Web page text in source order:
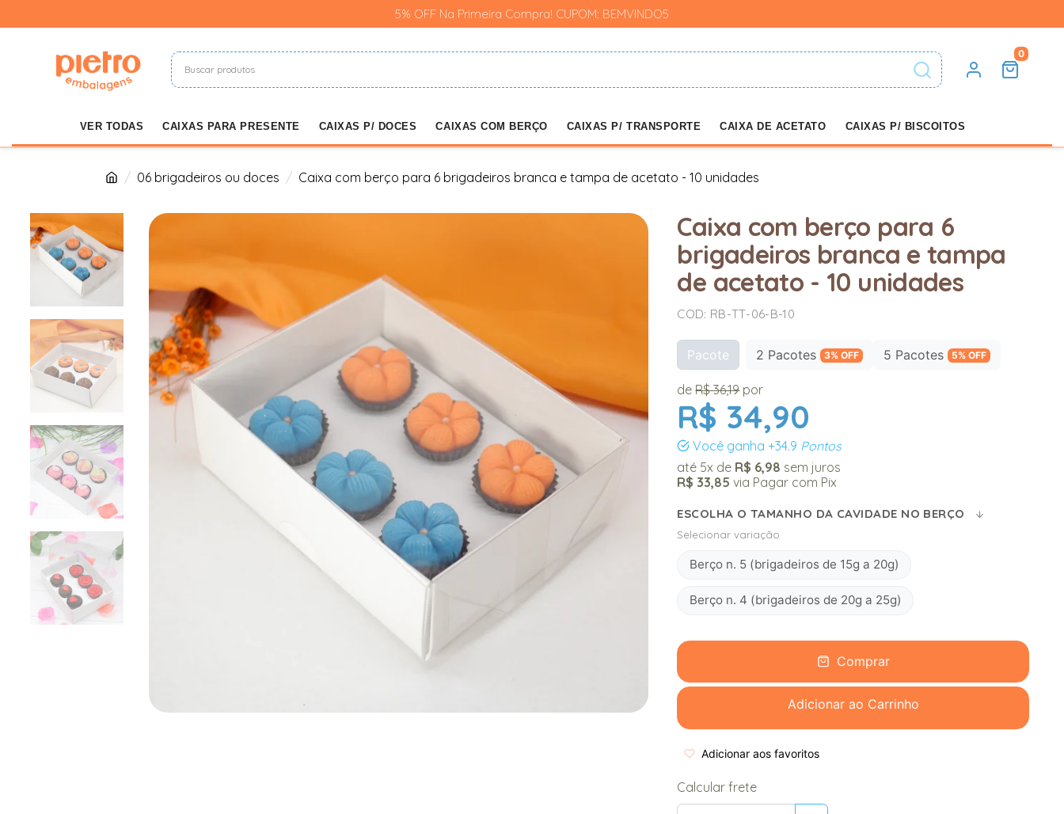
5% OFF Na Primeira Compra! CUPOM: BEMVINDO5
0
VER TODAS CAIXAS PARA PRESENTE CAIXAS P/ DOCES CAIXAS COM BERÇO CAIXAS P/ TRANSPORTE CAIXA DE ACETATO CAIXAS P/ BISCOITOS
06 brigadeiros ou doces Caixa com berço para 6 brigadeiros branca e tampa de acetato - 10 unidades
Caixa com berço para 6
brigadeiros branca e tampa
de acetato - 10 unidades
COD: RB-TT-06-B-10
Pacote 2 Pacotes 3% OFF 5 Pacotes 5% OFF
deR$ 36,19por
R$ 34,90
Você ganha+34.9 Pontos
até 5x de R$ 6,98 sem juros
R$ 33,85via Pagar com Pix
ESCOLHA O TAMANHO DA CAVIDADE NO BERÇO
Selecionar variação
Berço n. 5 (brigadeiros de 15g a 20g)
Berço n. 4 (brigadeiros de 20g a 25g)
Comprar
Adicionar ao Carrinho
Adicionar aos favoritos
Calcular frete